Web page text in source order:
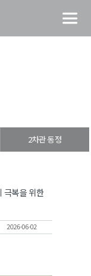
2차관 동정
극복을 위한
2026-06-02